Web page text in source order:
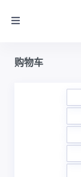
购物车